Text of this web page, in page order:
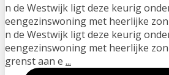
n de Westwijk ligt deze keurig
eengezinswoning met heerlijke
n de Westwijk ligt deze keurig
eengezinswoning met heerlijke
grenst aan e ...